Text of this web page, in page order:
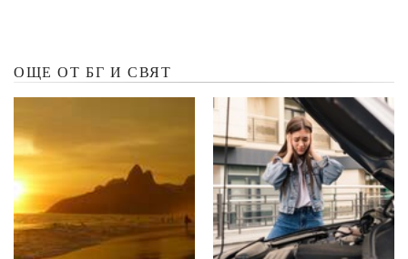
ОЩЕ ОТ БГ И СВЯТ